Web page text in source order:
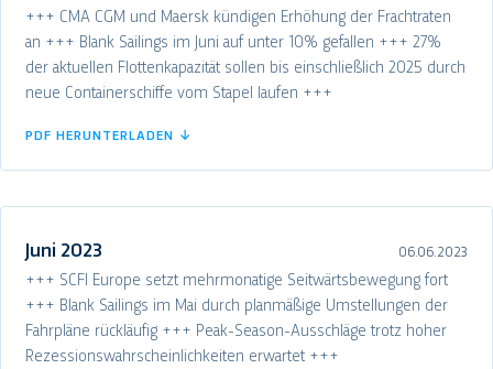
+++ CMA CGM und Maersk kündigen Erhöhung der Frachtraten
an +++ Blank Sailings im Juni auf unter 10% gefallen +++ 27%
der aktuellen Flottenkapazität sollen bis einschließlich 2025 durch
neue Containerschiffe vom Stapel laufen +++
PDF HERUNTERLADEN ↓
Juni 2023 06.06.2023
+++ SCFI Europe setzt mehrmonatige Seitwärtsbewegung fort
+++ Blank Sailings im Mai durch planmäßige Umstellungen der
Fahrpläne rückläufig +++ Peak-Season-Ausschläge trotz hoher
Rezessionswahrscheinlichkeiten erwartet +++